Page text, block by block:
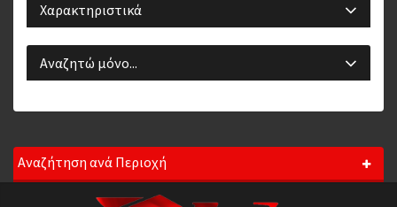
Χαρακτηριστικά
Αναζητώ μόνο...
Αναζήτηση ανά Περιοχή